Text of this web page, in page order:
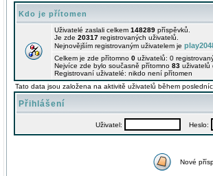
Kdo je přítomen
Uživatelé zaslali celkem 148289 příspěvků.
Je zde 20317 registrovaných uživatelů.
Nejnovějším registrovaným uživatelem je
Celkem je zde přítomno 0 uživatelů: 0
Nejvíce zde bylo současně přítomno 83 uživatelů
Registrovaní uživatelé: nikdo není přítomen
Tato data jsou založena na aktivitě uživatelů během
Přihlášení
Uživatel: Heslo:
Nové